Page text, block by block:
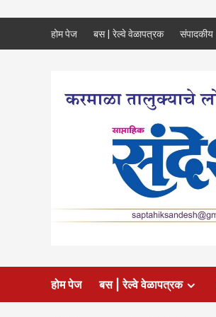
होम पेज बस | रेल्वे वेळापत्रक संपादकीय
होम पेज बस | रेल्वे वेळापत्रक